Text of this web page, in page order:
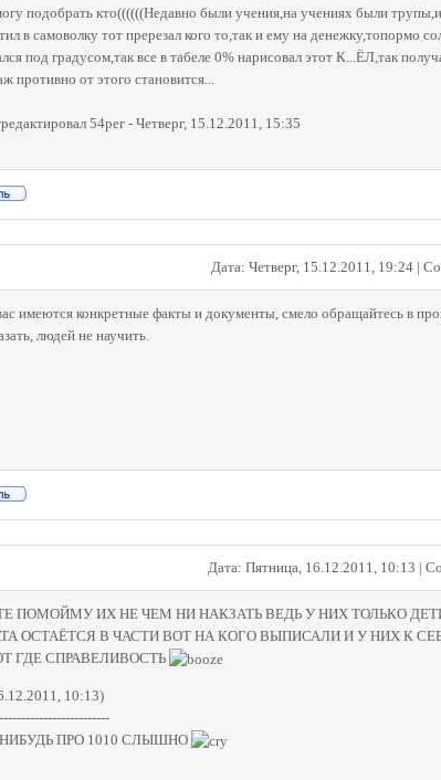
подобрать кто((((((Недавно были учения,на учениях были
в самоволку тот пререзал кого то,так и ему на денежку,топормо
под градусом,так все в табеле 0% нарисовал этот К...ЁЛ,так
противно от этого становится...
54рег - Четверг, 15.12.2011, 15:35
Дата: Четверг, 15.12.2011, 19:24 |
имеются конкретные факты и документы, смело обращайтесь в
людей не научить.
Дата: Пятница, 16.12.2011, 10:13 |
ПОМОЙМУ ИХ НЕ ЧЕМ НИ НАКЗАТЬ ВЕДЬ У НИХ ТОЛЬКО
ОСТАЁТСЯ В ЧАСТИ ВОТ НА КОГО ВЫПИСАЛИ И У НИХ К
ГДЕ СПРАВЕЛИВОСТЬ
10:13)
ПРО 1010 СЛЫШНО